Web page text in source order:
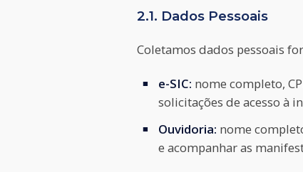
2.1. Dados Pessoais
Coletamos dados pessoais
e-SIC: nome completo,
solicitações de acesso à
Ouvidoria: nome
e acompanhar as